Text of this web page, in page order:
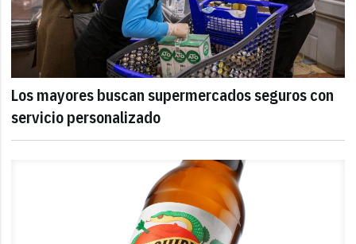
Los mayores buscan supermercados seguros con
servicio personalizado